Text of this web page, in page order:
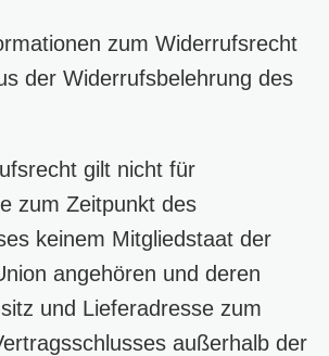
zum Widerrufsrecht
der Widerrufsbelehrung des
gilt nicht für
zum Zeitpunkt des
keinem Mitgliedstaat der
angehören und deren
und Lieferadresse zum
außerhalb der